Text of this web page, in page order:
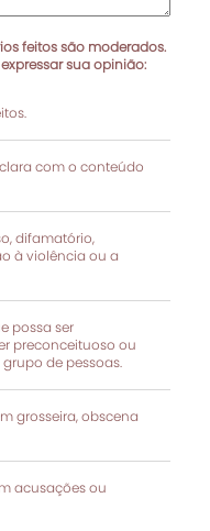
feitos são moderados.
sua opinião:
com o conteúdo
difamatório,
à violência ou a
possa ser
preconceituoso ou
de pessoas.
grosseira, obscena
acusações ou